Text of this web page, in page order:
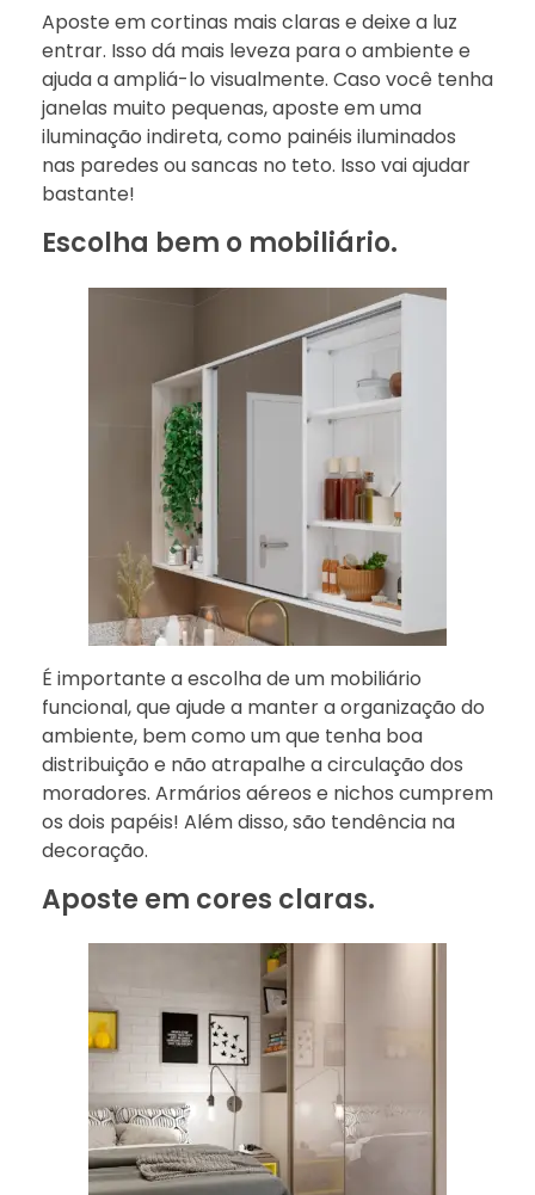
Aposte em cortinas mais claras e deixe a luz
entrar. Isso dá mais leveza para o ambiente e
ajuda a ampliá-lo visualmente. Caso você tenha
janelas muito pequenas, aposte em uma
iluminação indireta, como painéis iluminados
nas paredes ou sancas no teto. Isso vai ajudar
bastante!
Escolha bem o mobiliário.
É importante a escolha de um mobiliário
funcional, que ajude a manter a organização do
ambiente, bem como um que tenha boa
distribuição e não atrapalhe a circulação dos
moradores. Armários aéreos e nichos cumprem
os dois papéis! Além disso, são tendência na
decoração.
Aposte em cores claras.